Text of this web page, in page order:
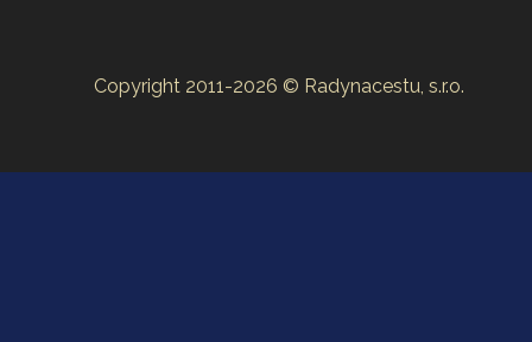
Copyright 2011-2026 © Radynacestu, s.r.o.